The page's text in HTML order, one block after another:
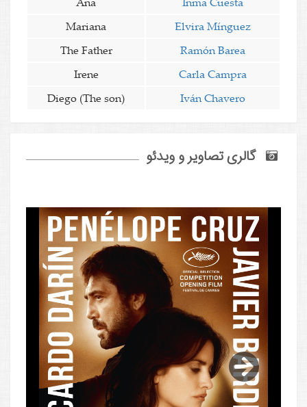
Elvira Mínguez
Mariana
Ramón Barea
The Father
Carla Campra
Irene
Iván Chavero
Diego (The son)
گالری تصاویر و ویدئو